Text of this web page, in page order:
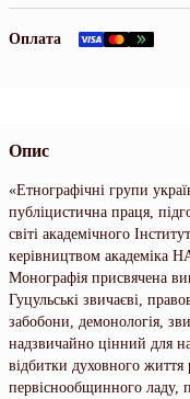
Оплата
Опис
«Етнографічні групи
публіцистична праця,
світі академічного
керівництвом академіка
Монографія присвячена
Гуцульські звичаєві,
забобони, демонологія,
надзвичайно цінний для
відбитки духовного
первіснообщинного ладу,